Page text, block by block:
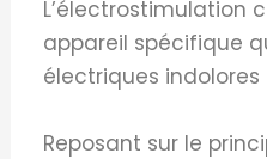
L’électrostimulation
appareil spécifique
électriques indolores
Reposant sur le